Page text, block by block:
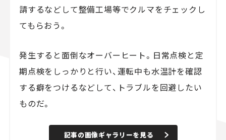
請するなどして整備工場等でクルマをチェックし
てもらおう。
発生すると面倒なオーバーヒート。日常点検と定
期点検をしっかりと行い、運転中も水温計を確認
する癖をつけるなどして、トラブルを回避したい
ものだ。
記事の画像ギャラリーを見る